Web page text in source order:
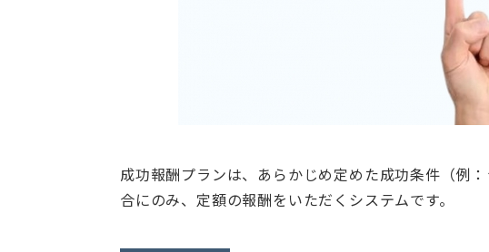
成功報酬プランは、あらかじめ定めた成功条件（例
合にのみ、定額の報酬をいただくシステムです。